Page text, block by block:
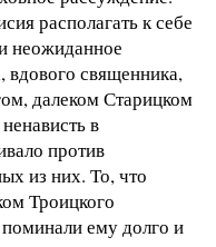
располагать к себе
неожиданное
вдового священника,
далеком Старицком
в
против
из них. То, что
Троицкого
ему долго и